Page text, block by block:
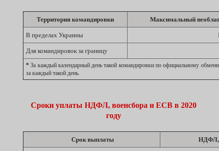
Территория командировки Максимальный
В пределах Украины
Для командировок за границу
*За каждый календарный день такой командировки по официальному
за каждый такой день.
Сроки уплаты НДФЛ, военсбора и ЕСВ в 2020
году
Срок выплаты НДФЛ,